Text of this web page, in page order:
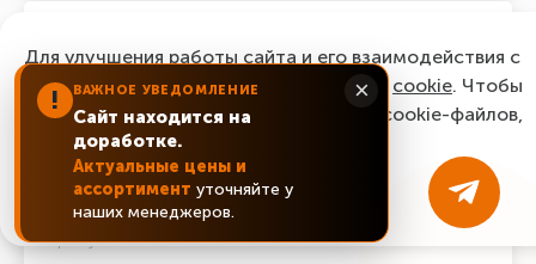
Винт DIN 965 (ГОСТ 17475-80) потайная голова М6*16 цинк
0.87 ₽
Артикул: 965-6*20 Ед. изм. шт.
! ВАЖНОЕ УВЕДОМЛЕНИЕ
Сайт находится на
доработке.
Актуальные цены и
ассортимент уточняйте у
наших менеджеров.
×
Для улучшения работы сайта и его взаимодействия с
пользователями мы используем файлы cookie. Чтобы
согласиться с нашим использованием cookie-файлов,
нажмите “Ок, понятно!”
ОК, понятно!